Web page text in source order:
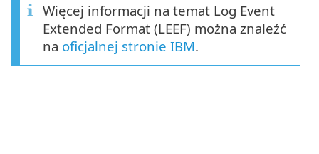
Więcej informacji na temat Log Event
Extended Format (LEEF) można znaleźć
na oficjalnej stronie IBM.